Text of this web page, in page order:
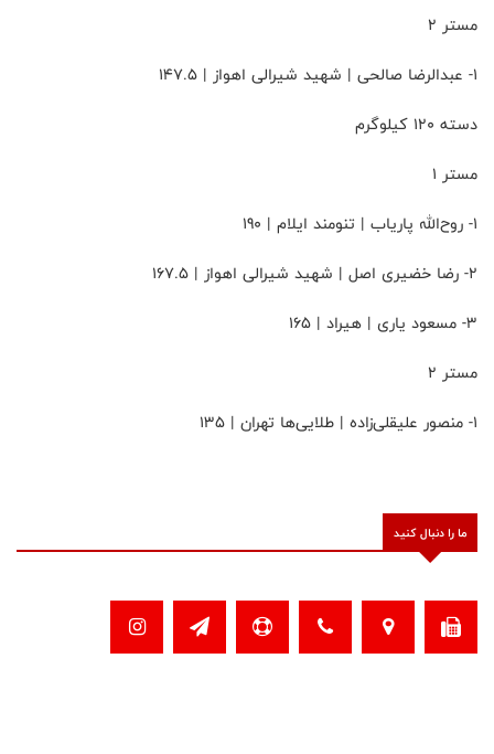
مستر 2
۱- عبدالرضا صالحی | شهید شیرالی اهواز | 147.5
دسته 120 کیلوگرم
مستر 1
۱- روح‌الله پاریاب | تنومند ایلام | 190
۲- رضا خضیری اصل | شهید شیرالی اهواز | 167.5
۳- مسعود یاری | هیراد | 165
مستر 2
۱- منصور علیقلی‌زاده | طلایی‌ها تهران | 135
ما را دنبال کنید